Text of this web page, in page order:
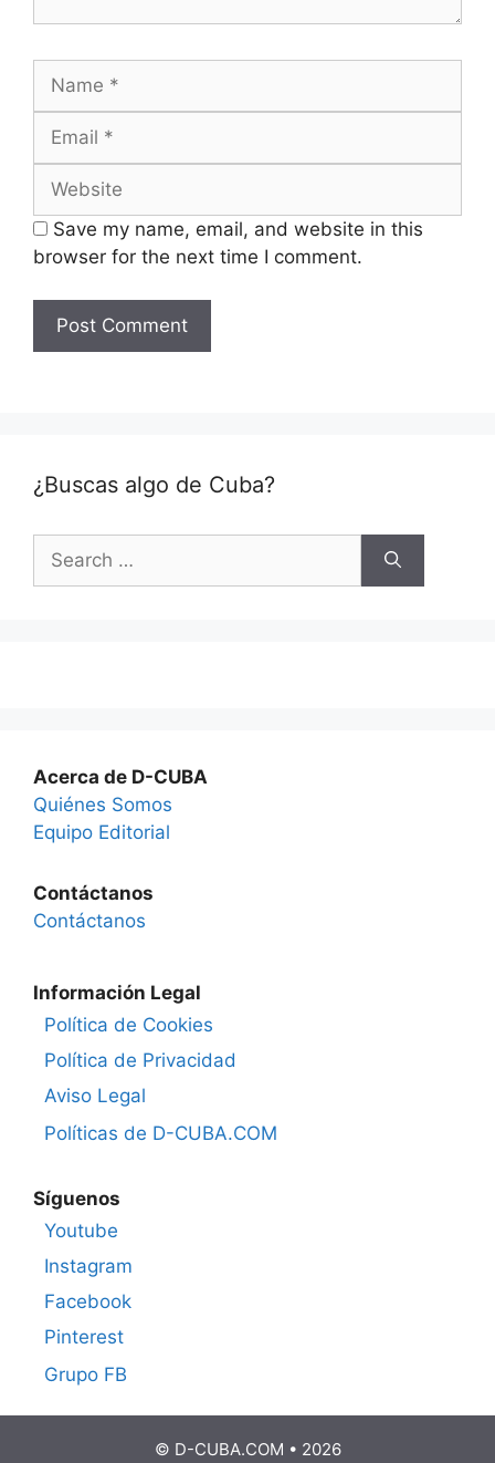
Name
Email
Website
Save my name, email, and website in this
browser for the next time I comment.
¿Buscas algo de Cuba?
Search
for:
Acerca de D-CUBA
Quiénes Somos
Equipo Editorial
Contáctanos
Contáctanos
Información Legal
Política de Cookies
Política de Privacidad
Aviso Legal
Políticas de D-CUBA.COM
Síguenos
Youtube
Instagram
Facebook
Pinterest
Grupo FB
© D-CUBA.COM • 2026